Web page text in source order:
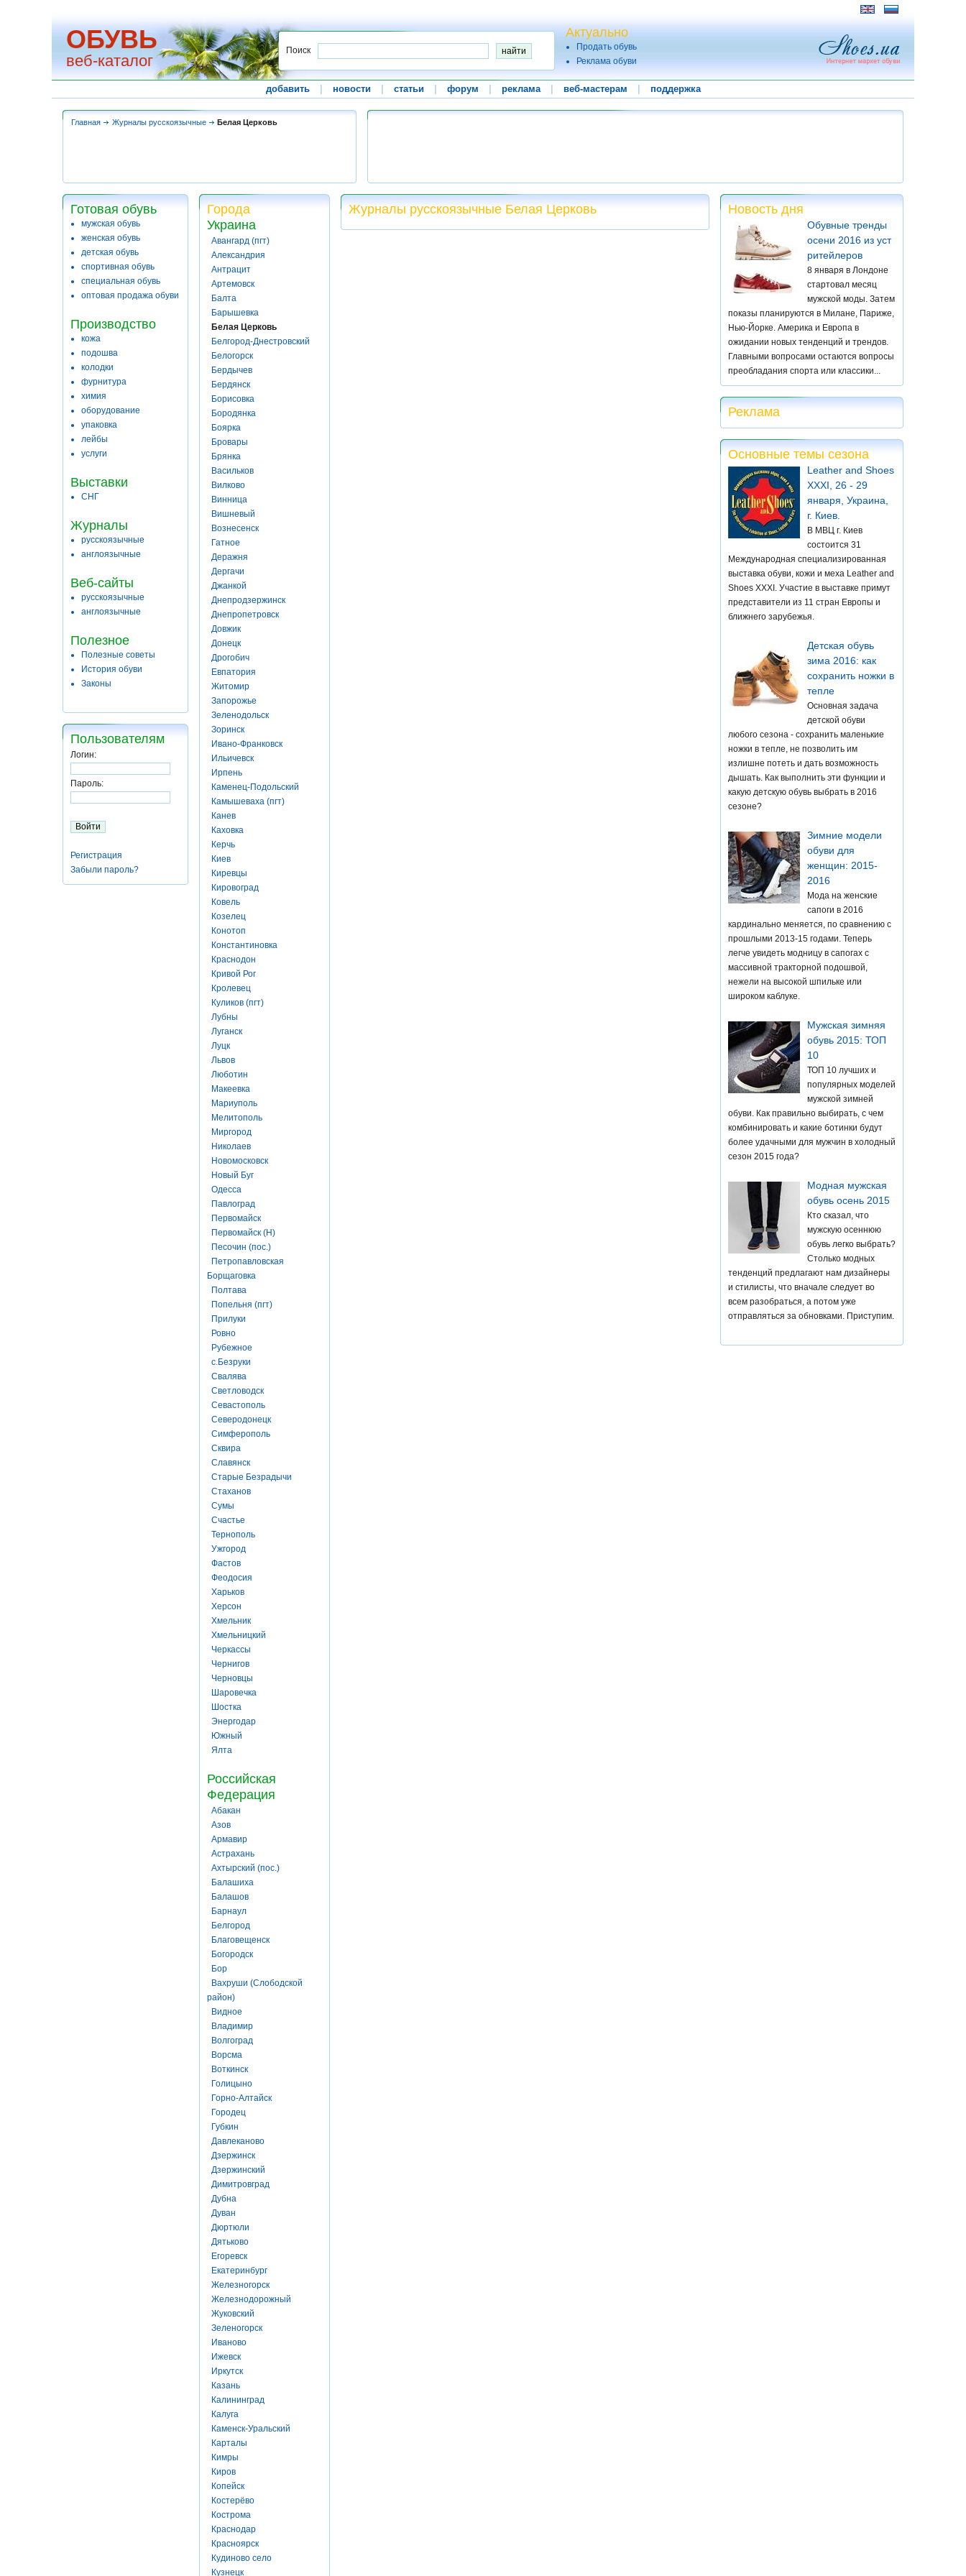
ОБУВЬ
веб-каталог
Поиск
Актуально
Продать обувь
Реклама обуви
добавить новости статьи форум реклама веб-мастерам поддержка
Главная Журналы русскоязычные Белая Церковь
Готовая обувь
мужская обувь
женская обувь
детская обувь
спортивная обувь
специальная обувь
оптовая продажа обуви
Производство
кожа
подошва
колодки
фурнитура
химия
оборудование
упаковка
лейбы
услуги
Выставки
СНГ
Журналы
русскоязычные
англоязычные
Веб-сайты
русскоязычные
англоязычные
Полезное
Полезные советы
История обуви
Законы
Пользователям
Логин:
Пароль:
Регистрация
Забыли пароль?
Города
Украина
Авангард (пгт)
Александрия
Антрацит
Артемовск
Балта
Барышевка
Белая Церковь
Белгород-Днестровский
Белогорск
Бердычев
Бердянск
Борисовка
Бородянка
Боярка
Бровары
Брянка
Васильков
Вилково
Винница
Вишневый
Вознесенск
Гатное
Деражня
Дергачи
Джанкой
Днепродзержинск
Днепропетровск
Довжик
Донецк
Дрогобич
Евпатория
Житомир
Запорожье
Зеленодольск
Зоринск
Ивано-Франковск
Ильичевск
Ирпень
Каменец-Подольский
Камышеваха (пгт)
Канев
Каховка
Керчь
Киев
Киревцы
Кировоград
Ковель
Козелец
Конотоп
Константиновка
Краснодон
Кривой Рог
Кролевец
Куликов (пгт)
Лубны
Луганск
Луцк
Львов
Люботин
Макеевка
Мариуполь
Мелитополь
Миргород
Николаев
Новомосковск
Новый Буг
Одесса
Павлоград
Первомайск
Первомайск (Н)
Песочин (пос.)
Петропавловская
Борщаговка
Полтава
Попельня (пгт)
Прилуки
Ровно
Рубежное
с.Безруки
Свалява
Светловодск
Севастополь
Северодонецк
Симферополь
Сквира
Славянск
Старые Безрадычи
Стаханов
Сумы
Счастье
Тернополь
Ужгород
Фастов
Феодосия
Харьков
Херсон
Хмельник
Хмельницкий
Черкассы
Чернигов
Черновцы
Шаровечка
Шостка
Энергодар
Южный
Ялта
Российская
Федерация
Абакан
Азов
Армавир
Астрахань
Ахтырский (пос.)
Балашиха
Балашов
Барнаул
Белгород
Благовещенск
Богородск
Бор
Вахруши (Слободской
район)
Видное
Владимир
Волгоград
Ворсма
Воткинск
Голицыно
Горно-Алтайск
Городец
Губкин
Давлеканово
Дзержинск
Дзержинский
Димитровград
Дубна
Дуван
Дюртюли
Дятьково
Егоревск
Екатеринбург
Железногорск
Железнодорожный
Жуковский
Зеленогорск
Иваново
Ижевск
Иркутск
Казань
Калининград
Калуга
Каменск-Уральский
Карталы
Кимры
Киров
Копейск
Костерёво
Кострома
Краснодар
Красноярск
Кудиново село
Кузнецк
Журналы русскоязычные Белая Церковь Новость дня
Обувные тренды
осени 2016 из уст
ритейлеров
8 января в Лондоне
стартовал месяц
мужской моды. Затем
показы планируются в Милане, Париже,
Нью-Йорке. Америка и Европа в
ожидании новых тенденций и трендов.
Главными вопросами остаются вопросы
преобладания спорта или классики...
Реклама
Основные темы сезона
Leather and Shoes
XXXI, 26 - 29
января, Украина,
г. Киев.
В МВЦ г. Киев
состоится 31
Международная специализированная
выставка обуви, кожи и меха Leather and
Shoes XXXI. Участие в выставке примут
представители из 11 стран Европы и
ближнего зарубежья.
Детская обувь
зима 2016: как
сохранить ножки в
тепле
Основная задача
детской обуви
любого сезона - сохранить маленькие
ножки в тепле, не позволить им
излишне потеть и дать возможность
дышать. Как выполнить эти функции и
какую детскую обувь выбрать в 2016
сезоне?
Зимние модели
обуви для
женщин: 2015-
2016
Мода на женские
сапоги в 2016
кардинально меняется, по сравнению с
прошлыми 2013-15 годами. Теперь
легче увидеть модницу в сапогах с
массивной тракторной подошвой,
нежели на высокой шпильке или
широком каблуке.
Мужская зимняя
обувь 2015: ТОП
10
ТОП 10 лучших и
популярных моделей
мужской зимней
обуви. Как правильно выбирать, с чем
комбинировать и какие ботинки будут
более удачными для мужчин в холодный
сезон 2015 года?
Модная мужская
обувь осень 2015
Кто сказал, что
мужскую осеннюю
обувь легко выбрать?
Столько модных
тенденций предлагают нам дизайнеры
и стилисты, что вначале следует во
всем разобраться, а потом уже
отправляться за обновками. Приступим.